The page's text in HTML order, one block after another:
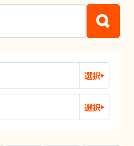
選択
選択